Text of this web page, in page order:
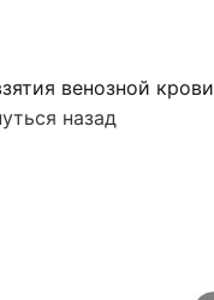
венозной крови
назад